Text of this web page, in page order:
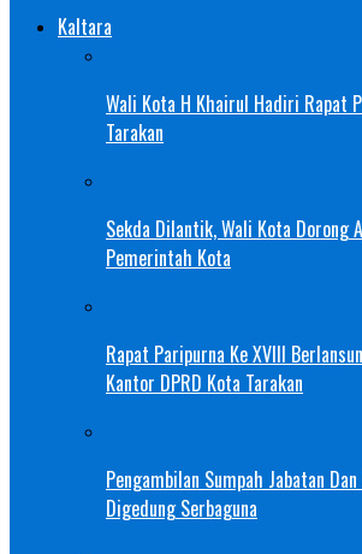
Kaltara
Wali Kota H Khairul Hadiri Rapat
Tarakan
Sekda Dilantik, Wali Kota Dorong
Pemerintah Kota
Rapat Paripurna Ke XVIII
Kantor DPRD Kota Tarakan
Pengambilan Sumpah Jabatan
Digedung Serbaguna